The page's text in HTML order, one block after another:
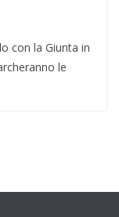
con la Giunta in
le